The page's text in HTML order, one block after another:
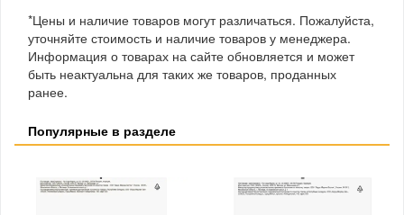
*Цены и наличие товаров могут различаться. Пожалуйста,
уточняйте стоимость и наличие товаров у менеджера.
Информация о товарах на сайте обновляется и может
быть неактуальна для таких же товаров, проданных
ранее.
Популярные в разделе